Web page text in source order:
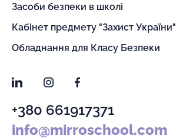
Засоби безпеки в школі
Кабінет предмету "Захист України"
Обладнання для Класу Безпеки
LinkedInInstagramFacebook
+380 661917371
info@mirroschool.com